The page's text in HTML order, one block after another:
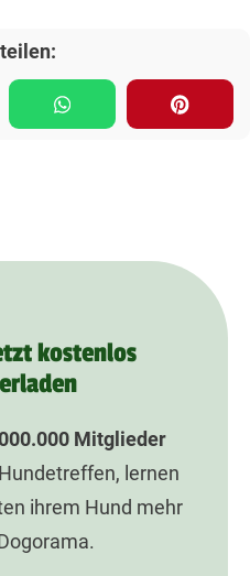
kostenlos
Mitglieder
lernen
ihrem Hund mehr